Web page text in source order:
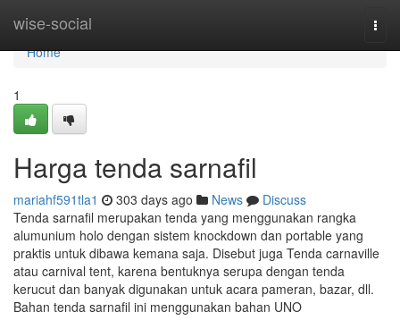
wise-social
Home
Home
1
Harga tenda sarnafil
mariahf591tla1 303 days ago News
Discuss
Tenda sarnafil merupakan tenda yang menggunakan rangka
alumunium holo dengan sistem knockdown dan portable yang
praktis untuk dibawa kemana saja. Disebut juga Tenda carnaville
atau carnival tent, karena bentuknya serupa dengan tenda
kerucut dan banyak digunakan untuk acara pameran, bazar, dll.
Bahan tenda sarnafil ini menggunakan bahan UNO